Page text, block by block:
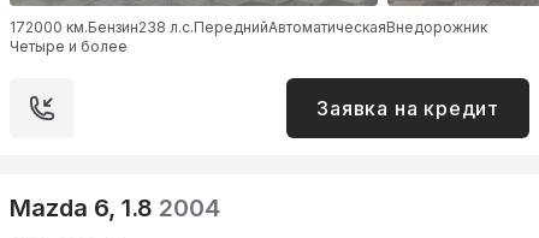
172000 км.Бензин238 л.с.ПереднийАвтоматическаяВнедорожник
Четыре и более
Заявка на кредит
Mazda 6, 1.8 2004